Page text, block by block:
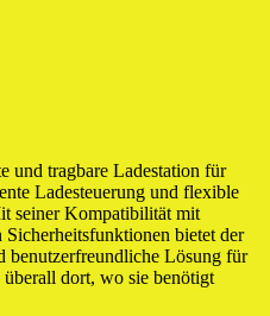
und tragbare Ladestation für
Ladesteuerung und flexible
seiner Kompatibilität mit
Sicherheitsfunktionen bietet der
benutzerfreundliche Lösung für
dort, wo sie benötigt